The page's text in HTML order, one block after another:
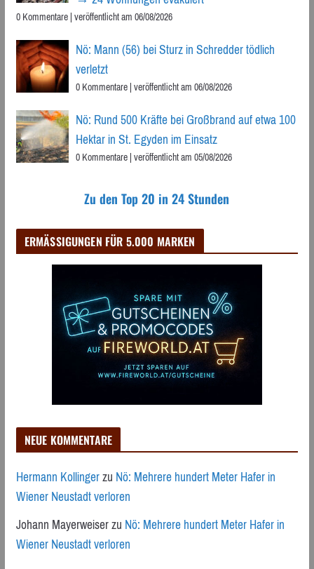
0 Kommentare|veröffentlicht am 06/08/2026
Nö: Mann (56) bei Sturz in Schredder tödlich
verletzt
0 Kommentare|veröffentlicht am 06/08/2026
Nö: Rund 500 Kräfte bei Großbrand auf etwa 100
Hektar in St. Egyden im Einsatz
0 Kommentare|veröffentlicht am 05/08/2026
Zu den Top 20 in 24 Stunden
ERMÄSSIGUNGEN FÜR 5.000 MARKEN
NEUE KOMMENTARE
Hermann KollingerzuNö: Mehrere hundert Meter Hafer in
Wiener Neustadt verloren
Johann MayerweiserzuNö: Mehrere hundert Meter Hafer in
Wiener Neustadt verloren